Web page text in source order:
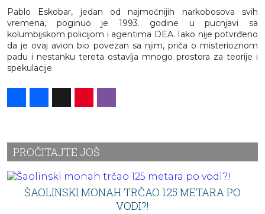
Pablo Eskobar, jedan od najmoćnijih narkobosova svih
vremena, poginuo je 1993. godine u pucnjavi sa
kolumbijskom policijom i agentima DEA. Iako nije potvrđeno
da je ovaj avion bio povezan sa njim, priča o misterioznom
padu i nestanku tereta ostavlja mnogo prostora za teorije i
spekulacije.
PROČITAJTE JOŠ
ŠAOLINSKI MONAH TRČAO 125 METARA PO
VODI?!